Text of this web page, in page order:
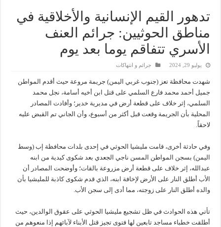
تدهور القيم الإنسانية والأخلاقية في
مناطق الحوثيين: جرائم العنف
الأسري تتفاقم يوما بعد يوم
يوليو 29, 2024 جرائم و انتهاكات
شهدت محافظة تعز (جنوب غربي اليمن) جريمة مروعة حيث أقدم المواطن
جميل أحمد محمد فارع السلمي على قتل ابن أخيه أسامة، نجل محمد
السلمي، إثر خلاف على قطعة أرض في مديرية خدير؛ وأفادت المصادر
المحلية بأن الجريمة وقعت قبل أكثر من أسبوع، وأن الجاني تم القبض عليه
لاحقاً.
وفي حادثة أخرى، قامت مليشيا الحوثي في إحدى بلدات محافظة إب (وسط
اليمن) بسجن المواطن المسن ناجي الجعدي بعد شكوى كيدية من ابنه
عبدالله، إثر خلاف على قطعة أرض مزروعة بالقات؛ وأوضحت المصادر أن
الأب أطلق النار على الأرض لإخافة ابنه، الذي قدم شكوى كاذبة للمليشيا بأن
والده أطلق النار على زوجته، مما أدى إلى سجن الأب.
تأتي هذه الحوادث في ظل تشجيع مليشيا الحوثي على عقوق الوالدين، حيث
أطلقت خطباء مساجد تابعين لها فتوى تجيز قتل الأبناء لآبائهم إذا منعوهم من